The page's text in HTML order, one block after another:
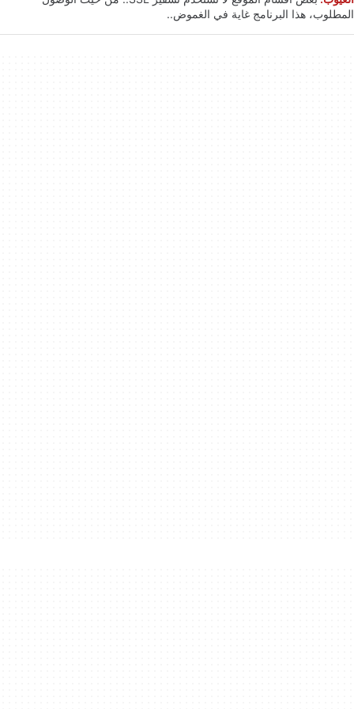
المطلوب، هذا البرنامج غاية في الغموض..